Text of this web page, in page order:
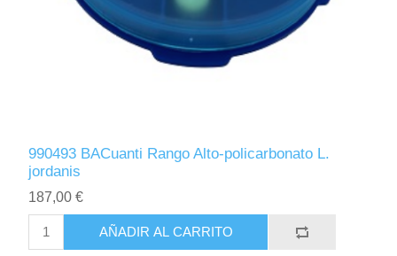
990493 BACuanti Rango Alto-policarbonato L.
jordanis
187,00 €
AÑADIR AL CARRITO